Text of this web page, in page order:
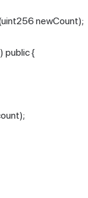
newCount);
public {